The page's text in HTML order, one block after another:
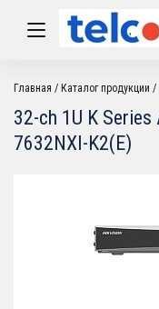
Главная Каталог продукции
32-ch 1U K Series
7632NXI-K2(E)